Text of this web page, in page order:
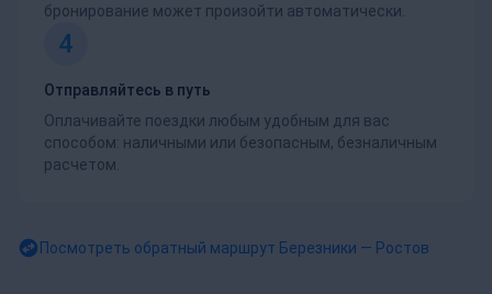
бронирование может произойти автоматически.
4
Отправляйтесь в путь
Оплачивайте поездки любым удобным для вас
способом: наличными или безопасным, безналичным
расчетом.
Посмотреть обратный маршрут Березники — Ростов